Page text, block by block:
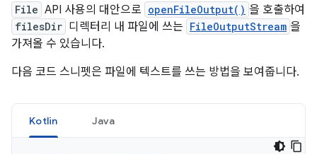
File API 사용의 대안으로 openFileOutput() 을 호출하여
filesDir 디렉터리 내 파일에 쓰는 FileOutputStream 을
가져올 수 있습니다.
다음 코드 스니펫은 파일에 텍스트를 쓰는 방법을 보여줍니다.
Kotlin Java